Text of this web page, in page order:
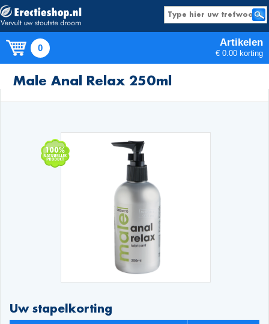
0 Artikelen
€ 0.00 korting
Producten
Male Anal Relax 250ml
Uw stapelkorting